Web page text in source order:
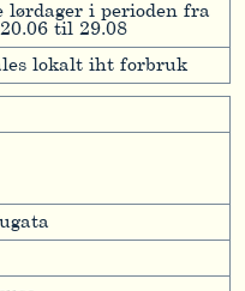
lørdager i perioden fra
til 29.08
lokalt iht forbruk